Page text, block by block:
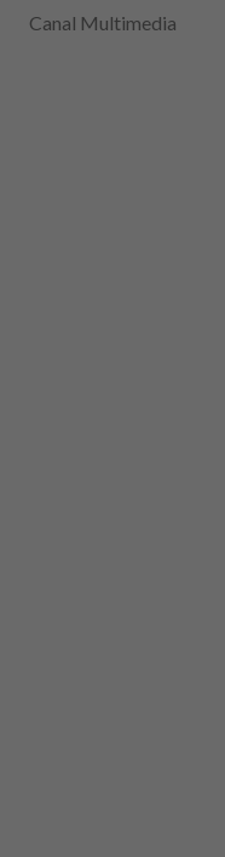
Canal Multimedia